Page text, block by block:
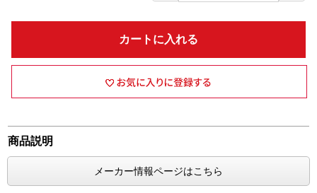
カートに入れる
商品説明
メーカー情報ページはこちら